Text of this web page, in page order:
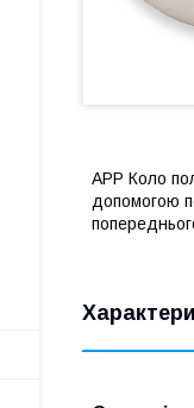
APP Коло
допомогою